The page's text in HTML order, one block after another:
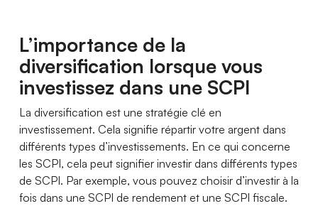
L’importance de la
diversification lorsque vous
investissez dans une SCPI
La diversification est une stratégie clé en
investissement. Cela signifie répartir votre argent dans
différents types d’investissements. En ce qui concerne
les SCPI, cela peut signifier investir dans différents types
de SCPI. Par exemple, vous pouvez choisir d’investir à la
fois dans une SCPI de rendement et une SCPI fiscale.